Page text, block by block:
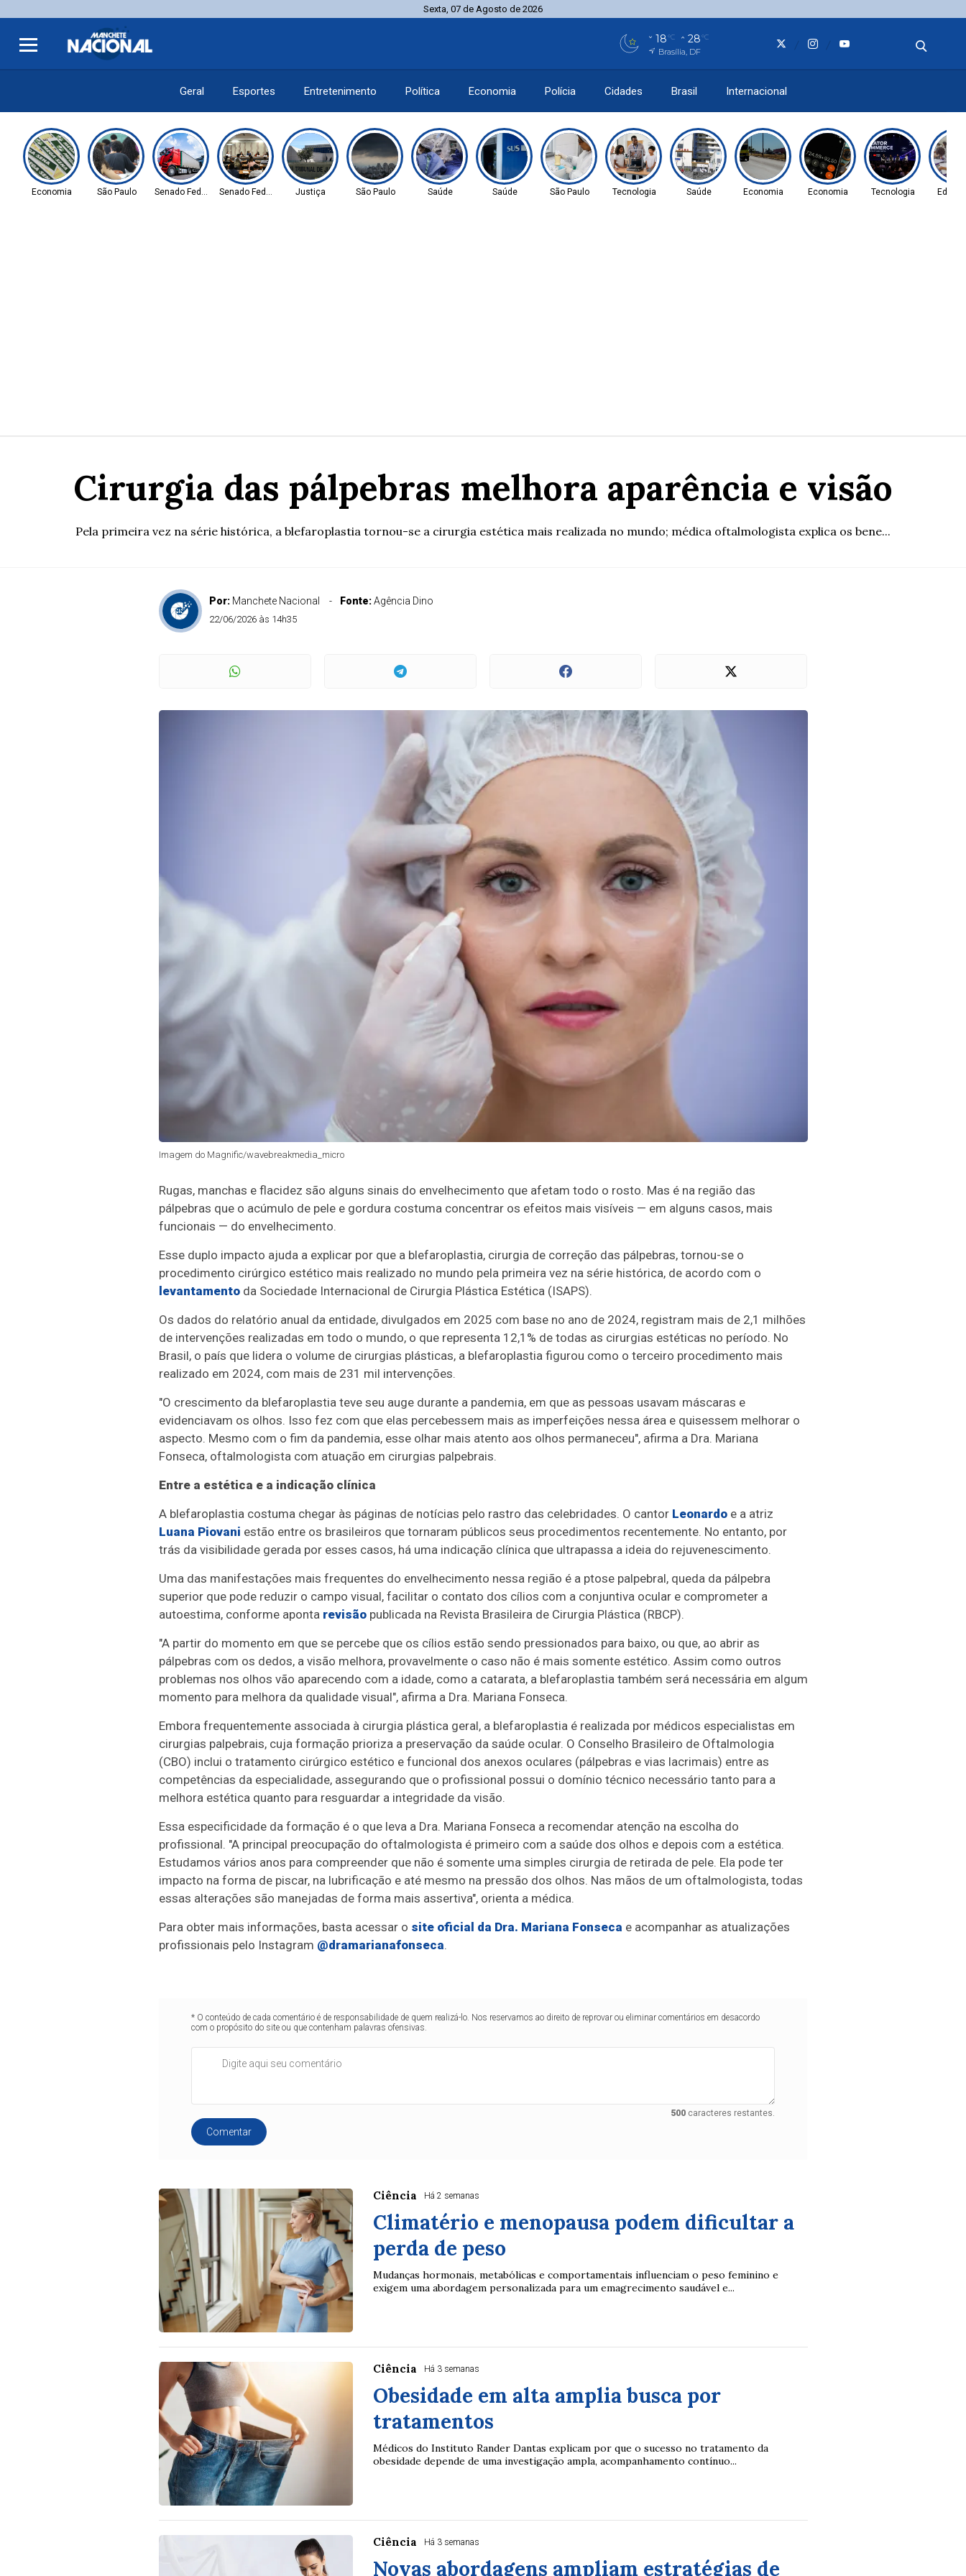
Sexta, 07 de Agosto de 2026
18°C 28°C
Brasília, DF
Geral Esportes Entretenimento Política Economia Polícia Cidades Brasil Internacional
Economia São Paulo Senado Federal Senado Federal Justiça São Paulo Saúde Saúde São Paulo Tecnologia Saúde Economia Economia Tecnologia
Cirurgia das pálpebras melhora aparência e visão
Pela primeira vez na série histórica, a blefaroplastia tornou-se a cirurgia estética mais realizada no mundo; médica oftalmologista explica os bene...
Por: Manchete Nacional Fonte:Agência Dino
22/06/2026 às 14h35
Imagem do Magnific/wavebreakmedia_micro
Rugas, manchas e flacidez são alguns sinais do envelhecimento que afetam todo o rosto. Mas é na região das
pálpebras que o acúmulo de pele e gordura costuma concentrar os efeitos mais visíveis — em alguns casos, mais
funcionais — do envelhecimento.
Esse duplo impacto ajuda a explicar por que a blefaroplastia, cirurgia de correção das pálpebras, tornou-se o
procedimento cirúrgico estético mais realizado no mundo pela primeira vez na série histórica, de acordo com o
levantamentoda Sociedade Internacional de Cirurgia Plástica Estética (ISAPS).
Os dados do relatório anual da entidade, divulgados em 2025 com base no ano de 2024, registram mais de 2,1 milhões
de intervenções realizadas em todo o mundo, o que representa 12,1% de todas as cirurgias estéticas no período. No
Brasil, o país que lidera o volume de cirurgias plásticas, a blefaroplastia figurou como o terceiro procedimento mais
realizado em 2024, com mais de 231 mil intervenções.
"O crescimento da blefaroplastia teve seu auge durante a pandemia, em que as pessoas usavam máscaras e
evidenciavam os olhos. Isso fez com que elas percebessem mais as imperfeições nessa área e quisessem melhorar o
aspecto. Mesmo com o fim da pandemia, esse olhar mais atento aos olhos permaneceu", afirma a Dra. Mariana
Fonseca, oftalmologista com atuação em cirurgias palpebrais.
Entre a estética e a indicação clínica
A blefaroplastia costuma chegar às páginas de notícias pelo rastro das celebridades. O cantor Leonardoe a atriz
Luana Piovani estão entre os brasileiros que tornaram públicos seus procedimentos recentemente. No entanto, por
trás da visibilidade gerada por esses casos, há uma indicação clínica que ultrapassa a ideia do rejuvenescimento.
Uma das manifestações mais frequentes do envelhecimento nessa região é a ptose palpebral, queda da pálpebra
superior que pode reduzir o campo visual, facilitar o contato dos cílios com a conjuntiva ocular e comprometer a
autoestima, conforme aponta revisãopublicada na Revista Brasileira de Cirurgia Plástica (RBCP).
"A partir do momento em que se percebe que os cílios estão sendo pressionados para baixo, ou que, ao abrir as
pálpebras com os dedos, a visão melhora, provavelmente o caso não é mais somente estético. Assim como outros
problemas nos olhos vão aparecendo com a idade, como a catarata, a blefaroplastia também será necessária em algum
momento para melhora da qualidade visual", afirma a Dra. Mariana Fonseca.
Embora frequentemente associada à cirurgia plástica geral, a blefaroplastia é realizada por médicos especialistas em
cirurgias palpebrais, cuja formação prioriza a preservação da saúde ocular. O Conselho Brasileiro de Oftalmologia
(CBO) inclui o tratamento cirúrgico estético e funcional dos anexos oculares (pálpebras e vias lacrimais) entre as
competências da especialidade, assegurando que o profissional possui o domínio técnico necessário tanto para a
melhora estética quanto para resguardar a integridade da visão.
Essa especificidade da formação é o que leva a Dra. Mariana Fonseca a recomendar atenção na escolha do
profissional. "A principal preocupação do oftalmologista é primeiro com a saúde dos olhos e depois com a estética.
Estudamos vários anos para compreender que não é somente uma simples cirurgia de retirada de pele. Ela pode ter
impacto na forma de piscar, na lubrificação e até mesmo na pressão dos olhos. Nas mãos de um oftalmologista, todas
essas alterações são manejadas de forma mais assertiva", orienta a médica.
Para obter mais informações, basta acessar o site oficial da Dra. Mariana Fonseca e acompanhar as atualizações
profissionais pelo Instagram @dramarianafonseca.
* O conteúdo de cada comentário é de responsabilidade de quem realizá-lo. Nos reservamos ao direito de reprovar ou eliminar comentários em desacordo
com o propósito do site ou que contenham palavras ofensivas.
500 caracteres restantes.
Comentar
Ciência Há 2 semanas
Climatério e menopausa podem dificultar a
perda de peso
Mudanças hormonais, metabólicas e comportamentais influenciam o peso feminino e
exigem uma abordagem personalizada para um emagrecimento saudável e...
Ciência Há 3 semanas
Obesidade em alta amplia busca por
tratamentos
Médicos do Instituto Rander Dantas explicam por que o sucesso no tratamento da
obesidade depende de uma investigação ampla, acompanhamento contínuo...
Ciência Há 3 semanas
Novas abordagens ampliam estratégias de